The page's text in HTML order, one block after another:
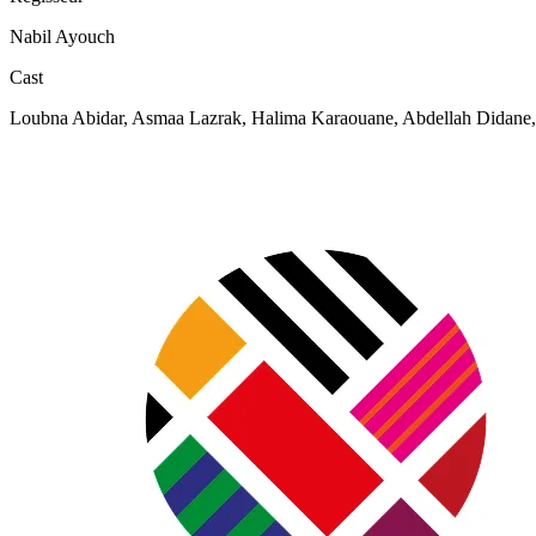
Nabil Ayouch
Cast
Loubna Abidar, Asmaa Lazrak, Halima Karaouane, Abdellah